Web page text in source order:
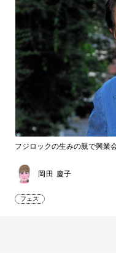
フジロックの生みの親で興業
岡田 慶子
フェス